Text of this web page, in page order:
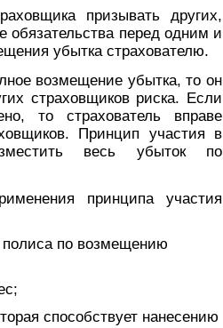
призывать других,
перед одним и
убытка страхователю.
возмещение убытка, то он
страховщиков риска. Если
то страхователь вправе
Принцип участия в
весь убыток по
принципа участия
по возмещению
способствует нанесению